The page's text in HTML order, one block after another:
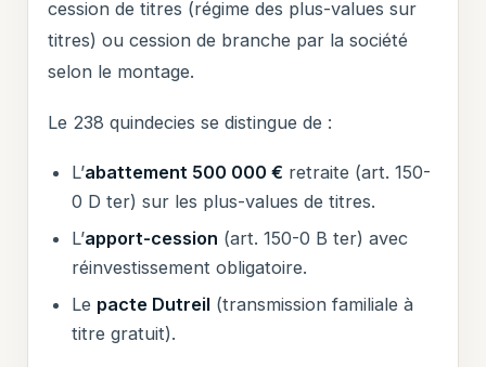
cession de titres (régime des plus-values sur
titres) ou cession de branche par la société
selon le montage.
Le 238 quindecies se distingue de :
L’abattement 500 000 € retraite (art. 150-
0 D ter) sur les plus-values de titres.
L’apport-cession (art. 150-0 B ter) avec
réinvestissement obligatoire.
Le pacte Dutreil(transmission familiale à
titre gratuit).